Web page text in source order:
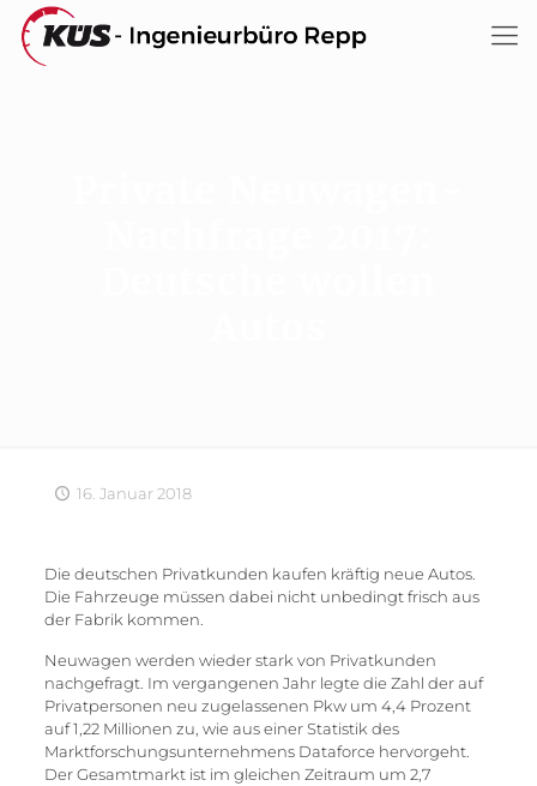
16. Januar 2018
Die deutschen Privatkunden kaufen kräftig neue Autos.
Die Fahrzeuge müssen dabei nicht unbedingt frisch aus
der Fabrik kommen.
Neuwagen werden wieder stark von Privatkunden
nachgefragt. Im vergangenen Jahr legte die Zahl der auf
Privatpersonen neu zugelassenen Pkw um 4,4 Prozent
auf 1,22 Millionen zu, wie aus einer Statistik des
Marktforschungsunternehmens Dataforce hervorgeht.
Der Gesamtmarkt ist im gleichen Zeitraum um 2,7